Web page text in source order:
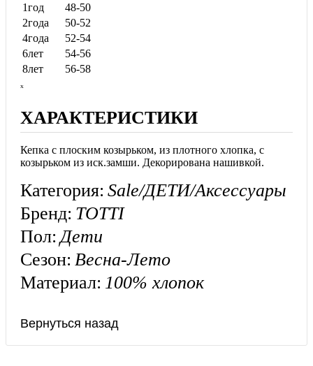
1год
48-50
2года
50-52
4года
52-54
6лет
54-56
8лет
56-58
ₓ
ХАРАКТЕРИСТИКИ
Кепка с плоским козырьком, из плотного хлопка, с
козырьком из иск.замши. Декорирована нашивкой.
Категория: Sale/ДЕТИ/Аксессуары
Бренд: TOTTI
Пол: Дети
Сезон: Весна-Лето
Материал: 100% хлопок